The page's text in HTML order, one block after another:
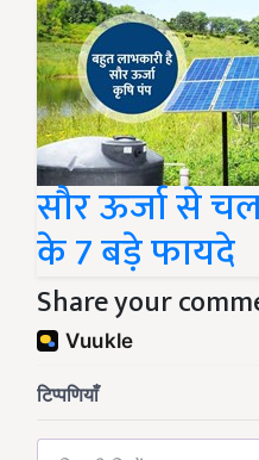
सौर ऊर्जा से
के 7 बड़े फायदे
Share your